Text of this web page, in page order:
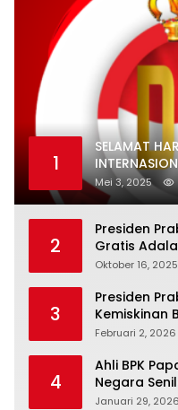
1
SELAMAT
Mei 3, 2025
2
Presiden
Gratis
Depan
Oktober 16, 2025
3
Presiden
Kemiskinan
Februari 2, 2026
4
Ahli BPK
Negara
Persidangan
Januari 29, 2026